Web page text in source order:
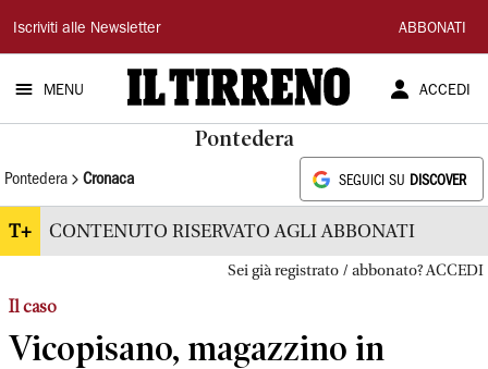
Il
Tirreno
Iscriviti alle Newsletter ABBONATI
MENU ACCEDI
Pontedera
Pontedera Cronaca SEGUICI SU DISCOVER
T+ CONTENUTO RISERVATO AGLI ABBONATI
Sei già registrato / abbonato? ACCEDI
Il caso
Vicopisano, magazzino in